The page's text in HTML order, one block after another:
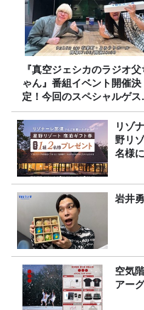
『真空ジェシカのラジオ父
ゃん』番組イベント開催決
定！今回のスペシャルゲス
は、タカアンドトシ！
リゾ
野リ
名様
岩井
空気
アー